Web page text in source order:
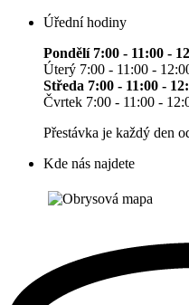
Úřední hodiny
Pondělí 7:00 - 11:00 -
Úterý 7:00 - 11:00 -
Středa 7:00 - 11:00 -
Čvrtek 7:00 - 11:00 -
Přestávka je každý den
Kde nás najdete